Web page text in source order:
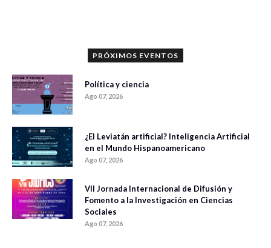
PRÓXIMOS EVENTOS
Política y ciencia
Ago 07, 2026
¿El Leviatán artificial? Inteligencia Artificial
en el Mundo Hispanoamericano
Ago 07, 2026
VII Jornada Internacional de Difusión y
Fomento a la Investigación en Ciencias
Sociales
Ago 07, 2026